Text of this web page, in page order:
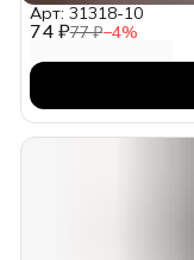
74 ₽77 ₽−4%
Арт: 31318-10